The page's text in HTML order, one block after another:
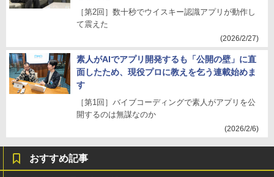
［第2回］数十秒でウイスキー認識アプリが動作し
て震えた
(2026/2/27)
素人がAIでアプリ開発するも「公開の壁」に直
面したため、現役プロに教えを乞う連載始めま
す
［第1回］バイブコーディングで素人がアプリを公
開するのは無謀なのか
(2026/2/6)
おすすめ記事